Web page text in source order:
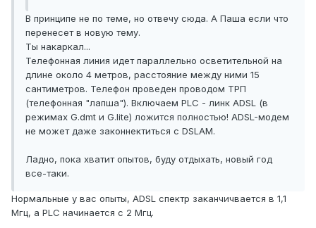
В принципе не по теме, но отвечу сюда. А Паша если что
перенесет в новую тему.
Ты накаркал...
Телефонная линия идет параллельно осветительной на
длине около 4 метров, расстояние между ними 15
сантиметров. Телефон проведен проводом ТРП
(телефонная "лапша"). Включаем PLC - линк ADSL (в
режимах G.dmt и G.lite) ложится полностью! ADSL-модем
не может даже законнектиться с DSLAM.
Ладно, пока хватит опытов, буду отдыхать, новый год
все-таки.
Нормальные у вас опыты, ADSL спектр заканчичвается в 1,1
Мгц, а PLC начинается с 2 Мгц.